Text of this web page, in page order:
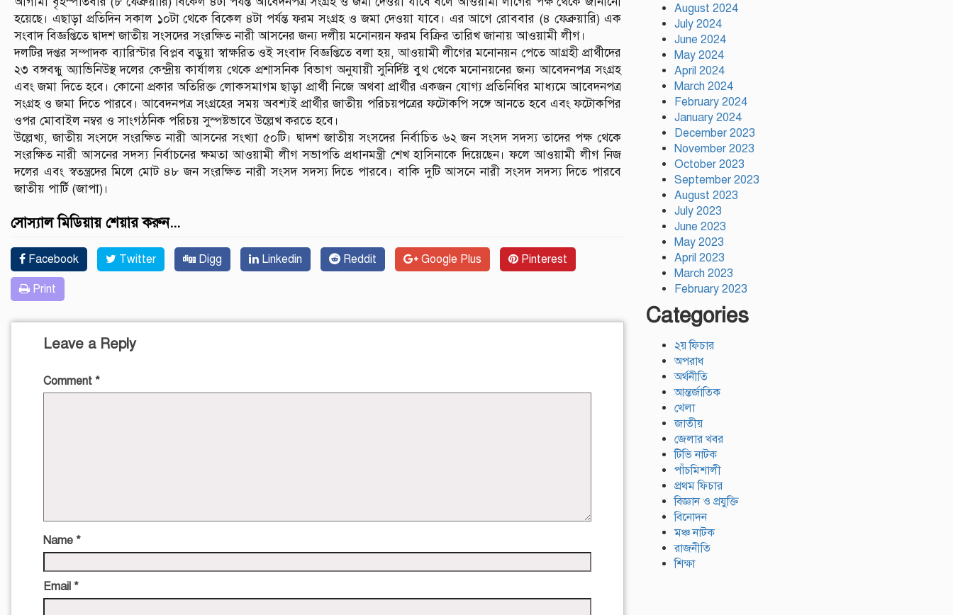
হয়েছে। এছাড়া প্রতিদিন সকাল ১০টা থেকে বিকেল ৪টা পর্যন্ত ফরম সংগ্রহ ও জমা দেওয়া যাবে। এর আগে রোববার (৪ ফেব্রুয়ারি) এক
সংবাদ বিজ্ঞপ্তিতে দ্বাদশ জাতীয় সংসদের সংরক্ষিত নারী আসনের জন্য দলীয় মনোনয়ন ফরম বিক্রির তারিখ জানায় আওয়ামী লীগ।
দলটির দপ্তর সম্পাদক ব্যারিস্টার বিপ্লব বড়ুয়া স্বাক্ষরিত ওই সংবাদ বিজ্ঞপ্তিতে বলা হয়, আওয়ামী লীগের মনোনয়ন পেতে আগ্রহী প্রার্থীদের
২৩ বঙ্গবন্ধু অ্যাভিনিউস্থ দলের কেন্দ্রীয় কার্যালয় থেকে প্রশাসনিক বিভাগ অনুযায়ী সুনির্দিষ্ট বুথ থেকে মনোনয়নের জন্য আবেদনপত্র সংগ্রহ
এবং জমা দিতে হবে। কোনো প্রকার অতিরিক্ত লোকসমাগম ছাড়া প্রার্থী নিজে অথবা প্রার্থীর একজন যোগ্য প্রতিনিধির মাধ্যমে আবেদনপত্র
সংগ্রহ ও জমা দিতে পারবে। আবেদনপত্র সংগ্রহের সময় অবশ্যই প্রার্থীর জাতীয় পরিচয়পত্রের ফটোকপি সঙ্গে আনতে হবে এবং ফটোকপির
ওপর মোবাইল নম্বর ও সাংগঠনিক পরিচয় সুস্পষ্টভাবে উল্লেখ করতে হবে।
উল্লেখ্য, জাতীয় সংসদে সংরক্ষিত নারী আসনের সংখ্যা ৫০টি। দ্বাদশ জাতীয় সংসদের নির্বাচিত ৬২ জন সংসদ সদস্য তাদের পক্ষ থেকে
সংরক্ষিত নারী আসনের সদস্য নির্বাচনের ক্ষমতা আওয়ামী লীগ সভাপতি প্রধানমন্ত্রী শেখ হাসিনাকে দিয়েছেন। ফলে আওয়ামী লীগ নিজ
দলের এবং স্বতন্ত্রদের মিলে মোট ৪৮ জন সংরক্ষিত নারী সংসদ সদস্য দিতে পারবে। বাকি দুটি আসনে নারী সংসদ সদস্য দিতে পারবে
জাতীয় পার্টি (জাপা)।
সোস্যাল মিডিয়ায় শেয়ার করুন...
Facebook Twitter Digg Linkedin Reddit Google Plus Pinterest
Print
Leave a Reply
Comment *
Name *
Email *
August 2024
July 2024
June 2024
May 2024
April 2024
March 2024
February 2024
January 2024
December 2023
November 2023
October 2023
September 2023
August 2023
July 2023
June 2023
May 2023
April 2023
March 2023
February 2023
Categories
২য় ফিচার
অপরাধ
অর্থনীতি
আন্তর্জাতিক
খেলা
জাতীয়
জেলার খবর
টিভি নাটক
পাঁচমিশালী
প্রথম ফিচার
বিজ্ঞান ও প্রযুক্তি
বিনোদন
মঞ্চ নাটক
রাজনীতি
শিক্ষা